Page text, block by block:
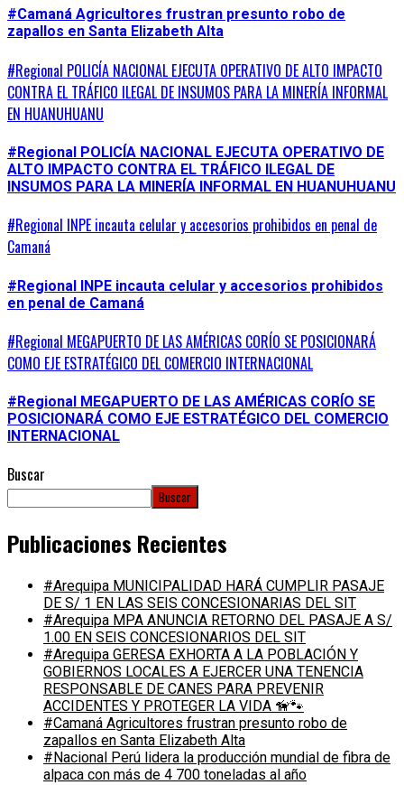
#Camaná Agricultores frustran presunto robo de
zapallos en Santa Elizabeth Alta
#Regional POLICÍA NACIONAL EJECUTA OPERATIVO DE ALTO IMPACTO
CONTRA EL TRÁFICO ILEGAL DE INSUMOS PARA LA MINERÍA INFORMAL
EN HUANUHUANU
#Regional POLICÍA NACIONAL EJECUTA OPERATIVO DE
ALTO IMPACTO CONTRA EL TRÁFICO ILEGAL DE
INSUMOS PARA LA MINERÍA INFORMAL EN HUANUHUANU
#Regional INPE incauta celular y accesorios prohibidos en penal de
Camaná
#Regional INPE incauta celular y accesorios prohibidos
en penal de Camaná
#Regional MEGAPUERTO DE LAS AMÉRICAS CORÍO SE POSICIONARÁ
COMO EJE ESTRATÉGICO DEL COMERCIO INTERNACIONAL
#Regional MEGAPUERTO DE LAS AMÉRICAS CORÍO SE
POSICIONARÁ COMO EJE ESTRATÉGICO DEL COMERCIO
INTERNACIONAL
Buscar
Buscar
Publicaciones Recientes
#Arequipa MUNICIPALIDAD HARÁ CUMPLIR PASAJE
DE S/ 1 EN LAS SEIS CONCESIONARIAS DEL SIT
#Arequipa MPA ANUNCIA RETORNO DEL PASAJE A S/
1.00 EN SEIS CONCESIONARIOS DEL SIT
#Arequipa GERESA EXHORTA A LA POBLACIÓN Y
GOBIERNOS LOCALES A EJERCER UNA TENENCIA
RESPONSABLE DE CANES PARA PREVENIR
ACCIDENTES Y PROTEGER LA VIDA 🦮🐾
#Camaná Agricultores frustran presunto robo de
zapallos en Santa Elizabeth Alta
#Nacional Perú lidera la producción mundial de fibra de
alpaca con más de 4 700 toneladas al año